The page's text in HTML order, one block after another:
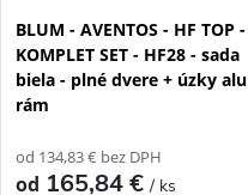
BLUM - AVENTOS - HF TOP -
KOMPLET SET - HF28 - sada
biela - plné dvere + úzky alu
rám
od 134,83 € bez DPH
od 165,84 €/ ks